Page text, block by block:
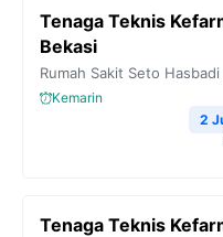
o
k
e
r
a
A
p
Tenaga Teknis
Bekasi
Rumah Sakit Seto Hasbadi
Kemarin
2
Tenaga Teknis